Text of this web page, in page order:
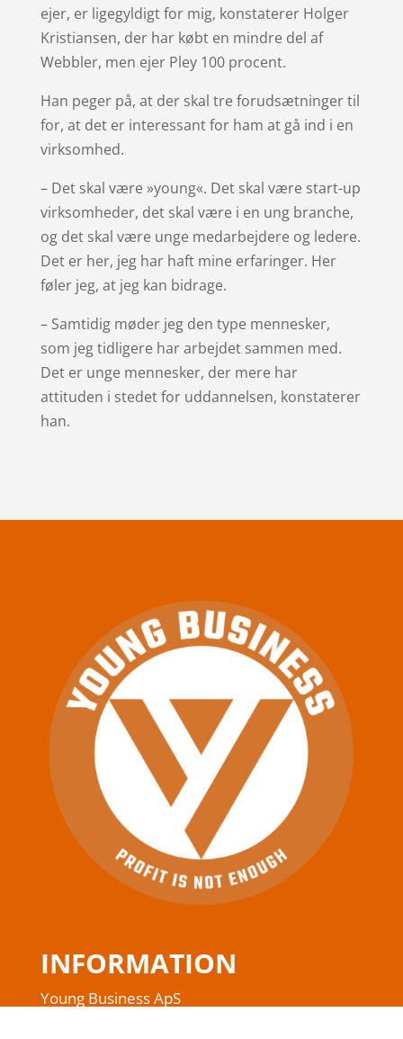
ejer, er ligegyldigt for mig, konstaterer Holger
Kristiansen, der har købt en mindre del af
Webbler, men ejer Pley 100 procent.
Han peger på, at der skal tre forudsætninger til
for, at det er interessant for ham at gå ind i en
virksomhed.
– Det skal være »young«. Det skal være start-up
virksomheder, det skal være i en ung branche,
og det skal være unge medarbejdere og ledere.
Det er her, jeg har haft mine erfaringer. Her
føler jeg, at jeg kan bidrage.
– Samtidig møder jeg den type mennesker,
som jeg tidligere har arbejdet sammen med.
Det er unge mennesker, der mere har
attituden i stedet for uddannelsen, konstaterer
han.
INFORMATION
Young Business ApS